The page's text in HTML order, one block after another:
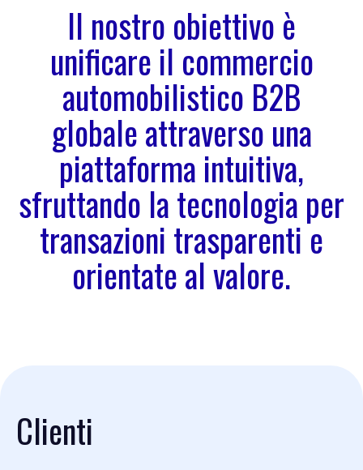
Il nostro obiettivo è
unificare il commercio
automobilistico B2B
globale attraverso una
piattaforma intuitiva,
sfruttando la tecnologia per
transazioni trasparenti e
orientate al valore.
Clienti